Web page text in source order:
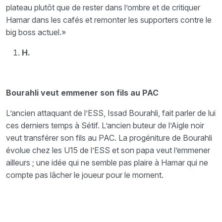
plateau plutôt que de rester dans l’ombre et de critiquer
Hamar dans les cafés et remonter les supporters contre le
big boss actuel.»
H.
Bourahli veut emmener son fils au PAC
L’ancien attaquant de l’ESS, Issad Bourahli, fait parler de lui
ces derniers temps à Sétif. L’ancien buteur de l’Aigle noir
veut transférer son fils au PAC. La progéniture de Bourahli
évolue chez les U15 de l’ESS et son papa veut l’emmener
ailleurs ; une idée qui ne semble pas plaire à Hamar qui ne
compte pas lâcher le joueur pour le moment.